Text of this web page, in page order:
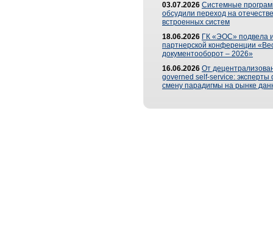
03.07.2026 Системные
обсудили переход на
встроенных систем
18.06.2026 ГК «ЭОС» подвела
партнерской конференции
документооборот – 2026»
16.06.2026 От
governed self-service: эксперты
смену парадигмы на рынке